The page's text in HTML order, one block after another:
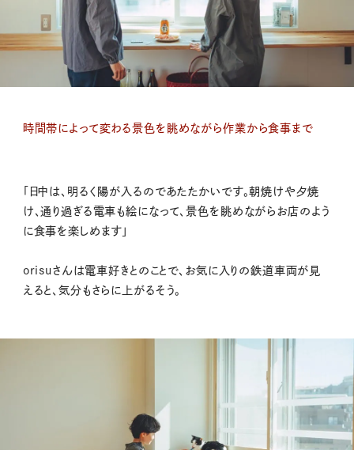
時間帯によって変わる景色を眺めながら作業から食事まで
「日中は、明るく陽が入るのであたたかいです。朝焼けや夕焼
け、通り過ぎる電車も絵になって、景色を眺めながらお店のよう
に食事を楽しめます」
orisuさんは電車好きとのことで、お気に入りの鉄道車両が見
えると、気分もさらに上がるそう。